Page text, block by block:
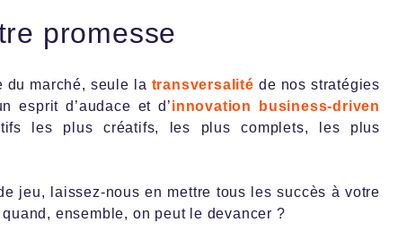
promesse
du marché, seule la transversalité de nos stratégies
esprit d’audace et d’innovation business-driven
les plus créatifs, les plus complets, les plus
jeu, laissez-nous en mettre tous les succès à votre
ensemble, on peut le devancer ?